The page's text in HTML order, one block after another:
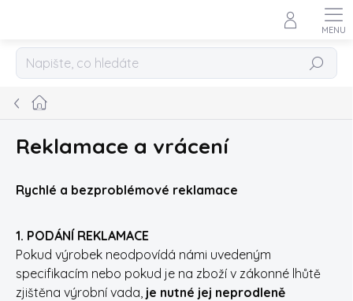
Hledat
Domů
Reklamace a vrácení
Rychlé a bezproblémové reklamace
1. PODÁNÍ REKLAMACE
Pokud výrobek neodpovídá námi uvedeným
specifikacím nebo pokud je na zboží v zákonné lhůtě
zjištěna výrobní vada, je nutné jej neprodleně